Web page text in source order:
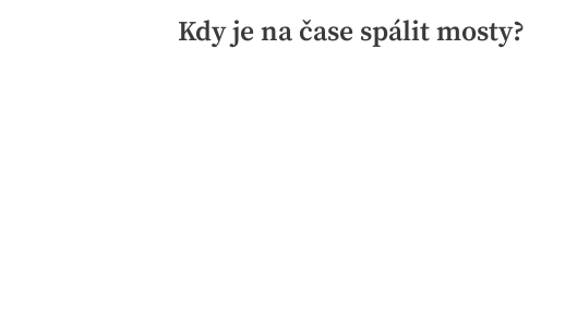
Kdy je na čase spálit mosty?